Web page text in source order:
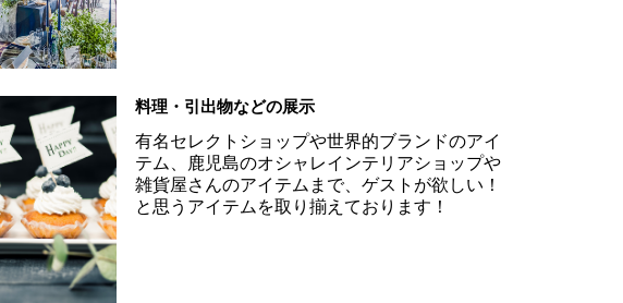
料理・引出物などの展示
有名セレクトショップや世界的ブランドのアイ
テム、鹿児島のオシャレインテリアショップや
雑貨屋さんのアイテムまで、ゲストが欲しい！
と思うアイテムを取り揃えております！